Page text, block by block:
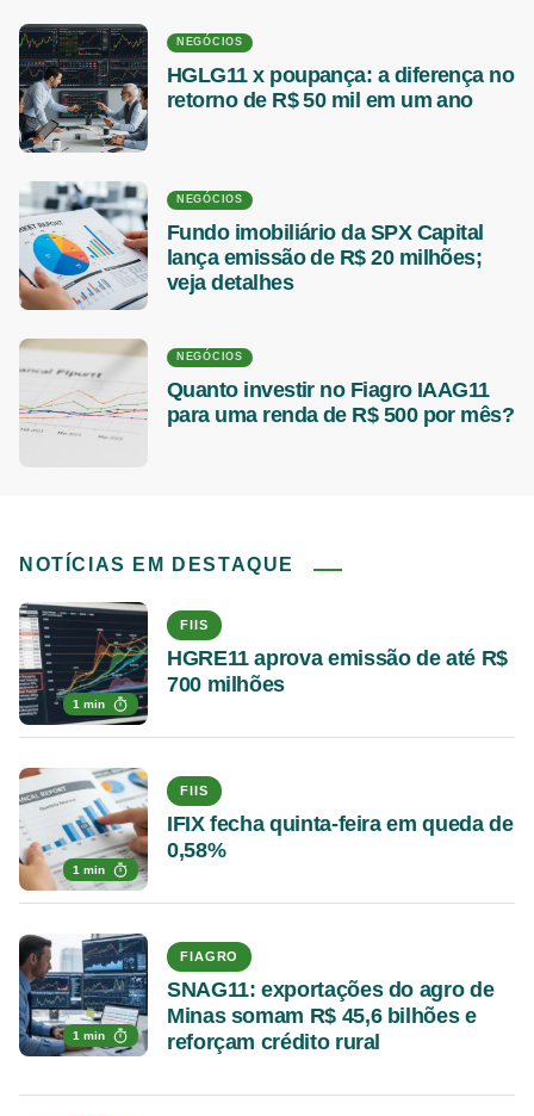
NEGÓCIOS
HGLG11 x poupança: a diferença no
retorno de R$ 50 mil em um ano
NEGÓCIOS
Fundo imobiliário da SPX Capital
lança emissão de R$ 20 milhões;
veja detalhes
NEGÓCIOS
Quanto investir no Fiagro IAAG11
para uma renda de R$ 500 por mês?
NOTÍCIAS EM DESTAQUE
1 min
FIIS
HGRE11 aprova emissão de até R$
700 milhões
1 min
FIIS
IFIX fecha quinta-feira em queda de
0,58%
1 min
FIAGRO
SNAG11: exportações do agro de
Minas somam R$ 45,6 bilhões e
reforçam crédito rural